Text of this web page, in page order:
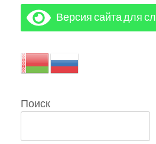
Версия сайта для
Поиск